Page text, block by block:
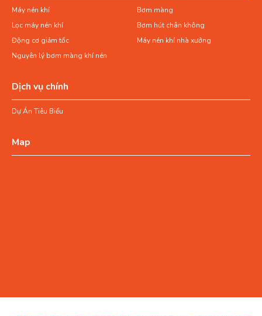
Máy nén khí
Bơm màng
Lọc máy nén khí
Bơm hút chân không
Động cơ giảm tốc
Máy nén khí nhà xưởng
Nguyên lý bơm màng khí nén
Dịch vụ chính
Dự Án Tiêu Biểu
Map